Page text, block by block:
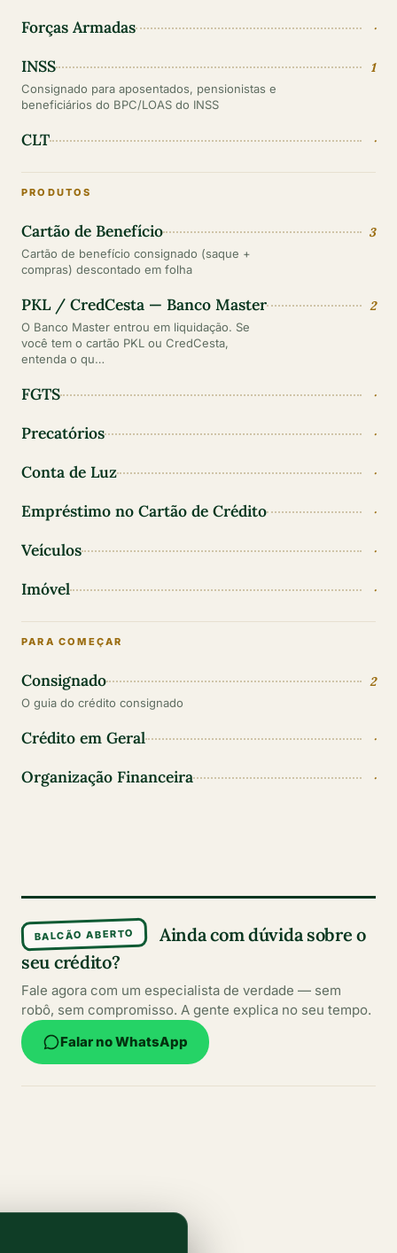
Forças Armadas ·
INSS 1
Consignado para aposentados, pensionistas e
beneficiários do BPC/LOAS do INSS
CLT ·
PRODUTOS
Cartão de Benefício 3
Cartão de benefício consignado (saque +
compras) descontado em folha
PKL / CredCesta — Banco Master 2
O Banco Master entrou em liquidação. Se
você tem o cartão PKL ou CredCesta,
entenda o qu…
FGTS ·
Precatórios ·
Conta de Luz ·
Empréstimo no Cartão de Crédito ·
Veículos ·
Imóvel ·
PARA COMEÇAR
Consignado 2
O guia do crédito consignado
Crédito em Geral ·
Organização Financeira ·
BALCÃO ABERTO
Ainda com dúvida sobre o
seu crédito?
Fale agora com um especialista de verdade — sem
robô, sem compromisso. A gente explica no seu tempo.
Falar no WhatsApp
ajudar você a fazer sempre a melhor escolha.